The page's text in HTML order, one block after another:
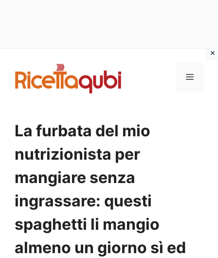
contenuto
MENU
La furbata del mio
nutrizionista per
mangiare senza
ingrassare: questi
spaghetti li mangio
almeno un giorno sì ed